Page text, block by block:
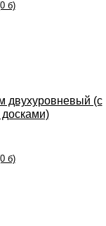
б)
двухуровневый (с
б)